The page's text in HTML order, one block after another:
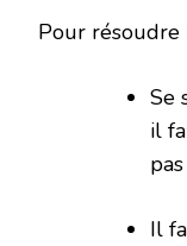
Pour résoudre
Se
il
Il